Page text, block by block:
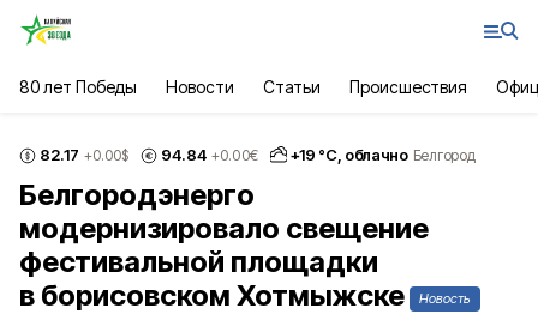
80 лет Победы Новости Статьи Происшествия
82.17 +0.00$ 94.84 +0.00€ +19 °С, облачно Белгород
Белгородэнерго
модернизировало свещение
фестивальной площадки
в борисовском Хотмыжске
Новость